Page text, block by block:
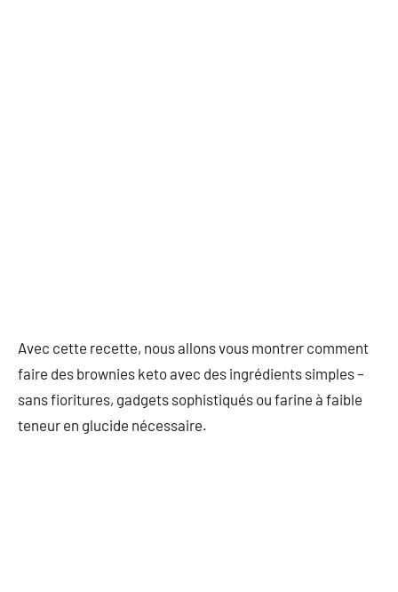
Avec cette recette, nous allons vous montrer comment
faire des brownies keto avec des ingrédients simples –
sans fioritures, gadgets sophistiqués ou farine à faible
teneur en glucide nécessaire.